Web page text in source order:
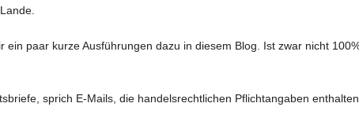
paar kurze Ausführungen dazu in diesem Blog. Ist zwar nicht
sprich E-Mails, die handelsrechtlichen Pflichtangaben enthalten